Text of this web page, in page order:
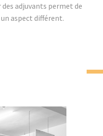
adjuvants permet de
aspect différent.